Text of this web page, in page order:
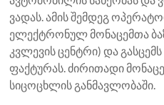
ვადას. ამის შემდეგ
ელექტრონულ მონაცემთა
კვლევის ცენტრი) და
ფაქტურას. ძირითადი
სიცოცხლის განმავლობაში.